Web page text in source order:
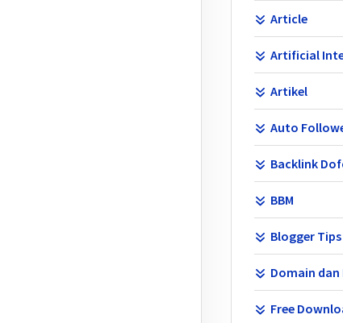
Article
Artificial
Artikel
Auto
Backlink
BBM
Blogger Tips
Domain
Free